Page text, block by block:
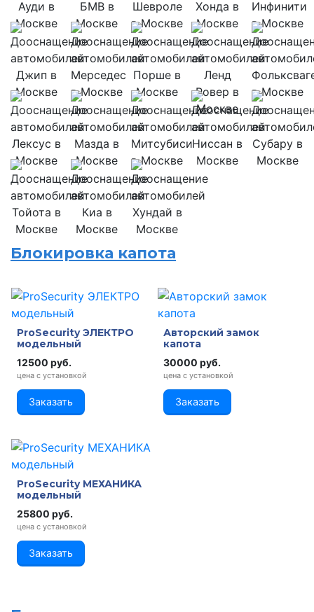
Блокировка капота
ProSecurity ЭЛЕКТРО
модельный
12500 руб.
цена с установкой
Заказать
Авторский замок
капота
30000 руб.
цена с установкой
Заказать
ProSecurity МЕХАНИКА
модельный
25800 руб.
цена с установкой
Заказать